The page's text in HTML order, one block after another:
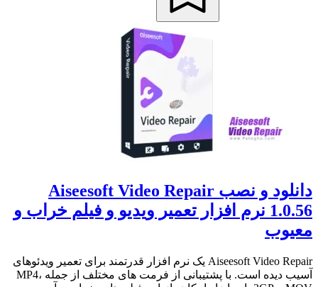
دانلود و نصب Aiseesoft Video Repair
1.0.56 نرم افزار تعمیر ویدیو و فیلم خراب و
معیوب
Aiseesoft Video Repair یک نرم افزار قدرتمند برای تعمیر ویدئوهای
آسیب دیده است. با پشتیبانی از فرمت های مختلف از جمله MP4،